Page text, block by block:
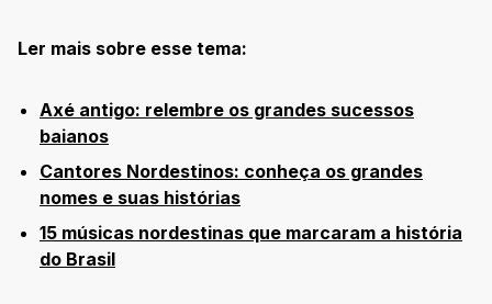
Ler mais sobre esse tema:
Axé antigo: relembre os grandes sucessos
baianos
Cantores Nordestinos: conheça os grandes
nomes e suas histórias
15 músicas nordestinas que marcaram a história
do Brasil